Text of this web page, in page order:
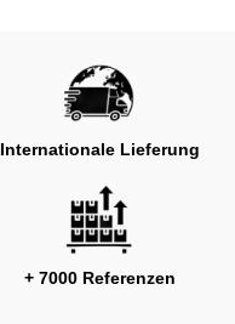
Internationale Lieferung
+ 7000 Referenzen